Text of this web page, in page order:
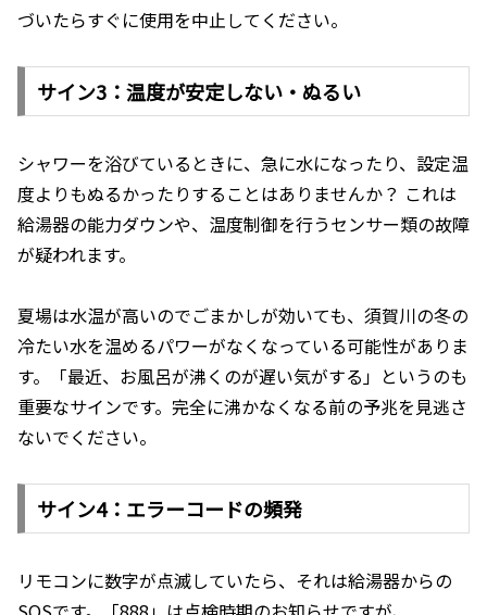
づいたらすぐに使用を中止してください。
サイン3：温度が安定しない・ぬるい
シャワーを浴びているときに、急に水になったり、設定温
度よりもぬるかったりすることはありませんか？ これは
給湯器の能力ダウンや、温度制御を行うセンサー類の故障
が疑われます。
夏場は水温が高いのでごまかしが効いても、須賀川の冬の
冷たい水を温めるパワーがなくなっている可能性がありま
す。「最近、お風呂が沸くのが遅い気がする」というのも
重要なサインです。完全に沸かなくなる前の予兆を見逃さ
ないでください。
サイン4：エラーコードの頻発
リモコンに数字が点滅していたら、それは給湯器からの